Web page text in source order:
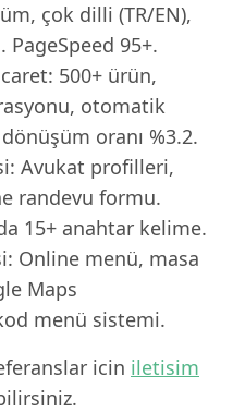
çok dilli (TR/EN),
PageSpeed 95+.
500+ ürün,
otomatik
oranı %3.2.
Avukat profilleri,
randevu formu.
15+ anahtar kelime.
Online menü, masa
Maps
menü sistemi.
icin iletisim